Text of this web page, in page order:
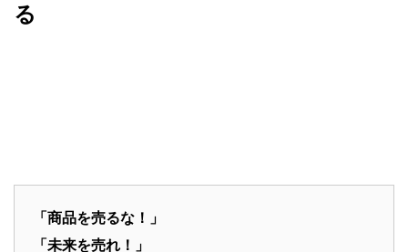
る
「商品を売るな！」
「未来を売れ！」